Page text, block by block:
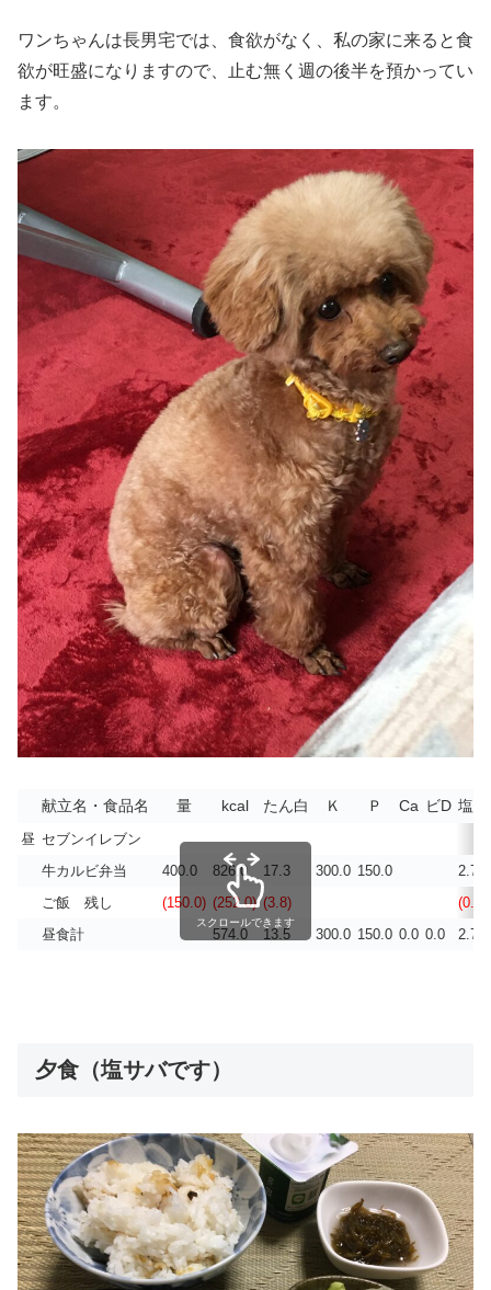
ワンちゃんは長男宅では、食欲がなく、私の家に来ると食
欲が旺盛になりますので、止む無く週の後半を預かってい
ます。
献立名・食品名 量 kcal たん白 Ｋ Ｐ Ca ビD 塩分
昼 セブンイレブン
牛カルビ弁当
400.0 826.0 17.3 300.0 150.0
2.7
ご飯 残し
(150.0) (252.0) (3.8)
(0.0)
昼食計
574.0 13.5 300.0 150.0 0.0 0.0 2.7
スクロールできます
夕食（塩サバです）